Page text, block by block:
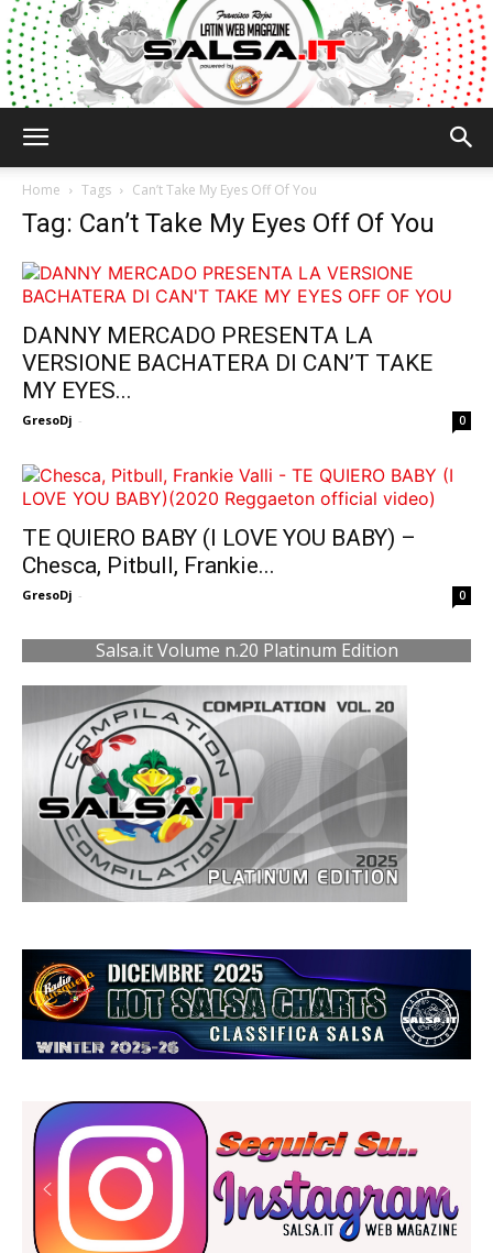
Home Tags Can’t Take My Eyes Off Of You
Tag: Can’t Take My Eyes Off Of You
DANNY MERCADO PRESENTA LA
VERSIONE BACHATERA DI CAN’T TAKE
MY EYES...
GresoDj - 0
TE QUIERO BABY (I LOVE YOU BABY) –
Chesca, Pitbull, Frankie...
GresoDj - 0
Salsa.it Volume n.20 Platinum Edition